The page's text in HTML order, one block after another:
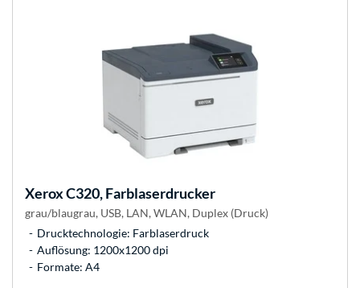
XeroxC320, Farblaserdrucker
grau/blaugrau, USB, LAN, WLAN, Duplex (Druck)
Drucktechnologie: Farblaserdruck
Auflösung: 1200x1200 dpi
Formate: A4